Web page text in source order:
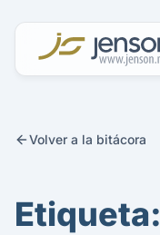
Volver a la bitácora
Etiqueta: